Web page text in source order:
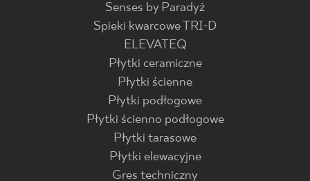
Senses by Paradyż
Spieki kwarcowe TRI-D
ELEVATEQ
Płytki ceramiczne
Płytki ścienne
Płytki podłogowe
Płytki ścienno podłogowe
Płytki tarasowe
Płytki elewacyjne
Gres techniczny